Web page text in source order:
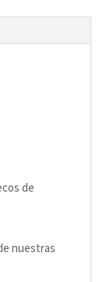
de
nuestras